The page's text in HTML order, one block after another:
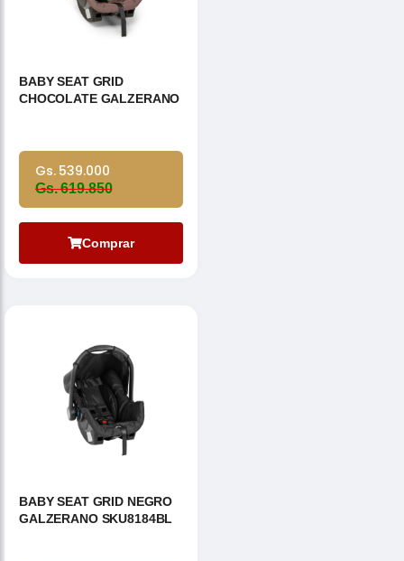
BABY SEAT GRID
CHOCOLATE GALZERANO
Gs. 539.000
Gs. 619.850
Comprar
BABY SEAT GRID NEGRO
GALZERANO SKU8184BL